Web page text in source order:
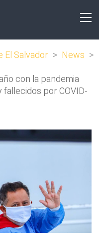
El Salvador > News >
con la pandemia
por COVID-